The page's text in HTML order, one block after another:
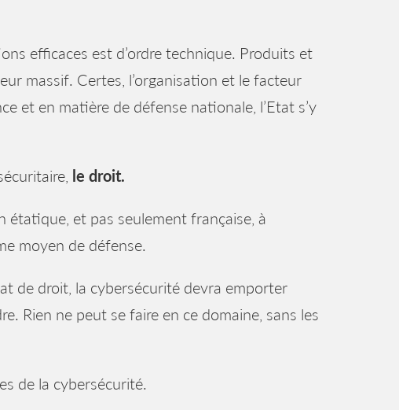
efficaces est d’ordre technique. Produits et
massif. Certes, l’organisation et le facteur
et en matière de défense nationale, l’Etat s’y
le droit.
étatique, et pas seulement française, à
moyen de défense.
de droit, la cybersécurité devra emporter
Rien ne peut se faire en ce domaine, sans les
de la cybersécurité.